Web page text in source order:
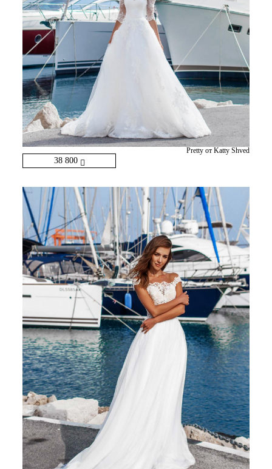
38 800
Pretty от Katty Shved